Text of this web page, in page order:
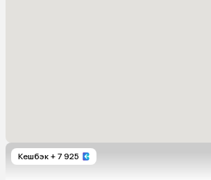
Кешбэк + 7 925